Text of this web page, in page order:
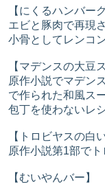
【にくるハンバーグ
エビと豚肉で再現
小骨としてレンコ
【マデンスの大豆
原作小説でマデン
で作られた和風スー
包丁を使わないレ
【トロビヤスの白
原作小説第1部でト
【むいやんバー】